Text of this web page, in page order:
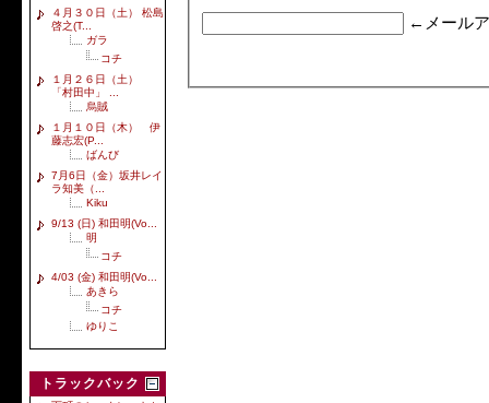
４月３０日（土） 松島
啓之(T...
ガラ
コチ
１月２６日（土）
「村田中」 ...
烏賊
１月１０日（木） 伊
藤志宏(P...
ばんび
7月6日（金）坂井レイ
ラ知美（...
Kiku
9/13 (日) 和田明(Vo...
明
コチ
4/03 (金) 和田明(Vo...
あきら
コチ
ゆりこ
トラックバック
←メール